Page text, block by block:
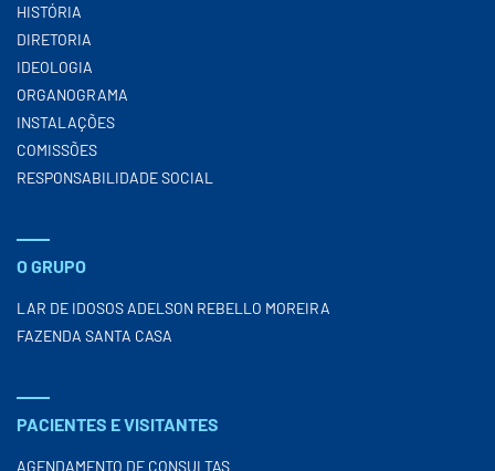
HISTÓRIA
DIRETORIA
IDEOLOGIA
ORGANOGRAMA
INSTALAÇÕES
COMISSÕES
RESPONSABILIDADE SOCIAL
O GRUPO
LAR DE IDOSOS ADELSON REBELLO MOREIRA
FAZENDA SANTA CASA
PACIENTES E VISITANTES
AGENDAMENTO DE CONSULTAS